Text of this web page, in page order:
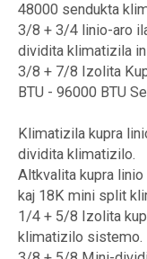
48000 sendukta
3/8 + 3/4 linio-aro
dividita klimatizila
3/8 + 7/8 Izolita
BTU - 96000 BTU
Klimatizila kupra
dividita klimatizilo.
Altkvalita kupra
kaj 18K mini split
1/4 + 5/8 Izolita
klimatizilo sistemo.